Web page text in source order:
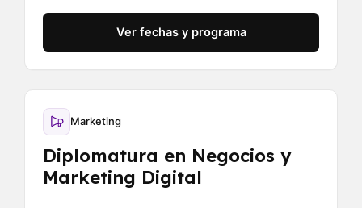
Ver fechas y programa
Marketing
Diplomatura en Negocios y
Marketing Digital